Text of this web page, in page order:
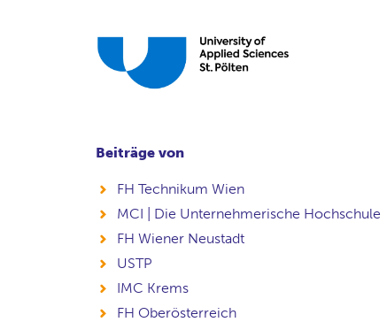
Beiträge von
FH Technikum Wien
MCI | Die Unternehmerische Hochschule
FH Wiener Neustadt
USTP
IMC Krems
FH Oberösterreich